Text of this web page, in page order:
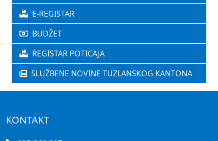
E-REGISTAR
BUDŽET
REGISTAR POTICAJA
SLUŽBENE NOVINE TUZLANSKOG KANTONA
KONTAKT